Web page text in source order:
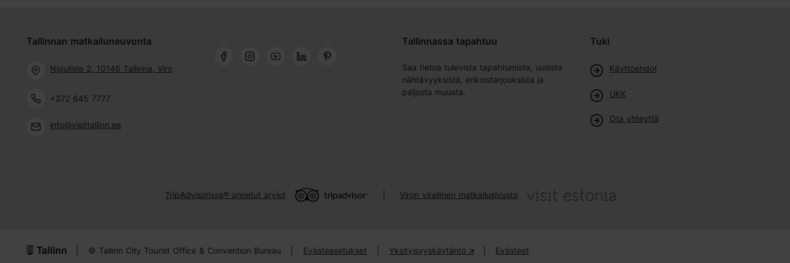
Tallinnan matkailuneuvonta
Niguliste 2, 10146 Tallinna, Viro
+372 645 7777
info@visittallinn.ee
Tallinnassa tapahtuu
Saa tietoa tulevista tapahtumista, uusista
nähtävyyksistä, erikoistarjouksista ja
paljosta muusta.
Tuki
Käyttöehdot
UKK
Ota yhteyttä
TripAdvisorissa® annetut arviot Viron virallinen matkailusivusto
© Tallinn City Tourist Office & Convention Bureau Evästeasetukset Yksityisyyskäytäntö Evästeet